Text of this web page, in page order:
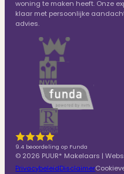
woning te maken heeft. Onze
klaar met persoonlijke
advies.
9.4 beoordeling op Funda
© 2026 PUUR* Makelaars |
PrivacybeleidDisclaimer